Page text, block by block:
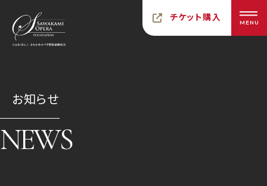
チケット購入 MENU
お知らせ
NEWS